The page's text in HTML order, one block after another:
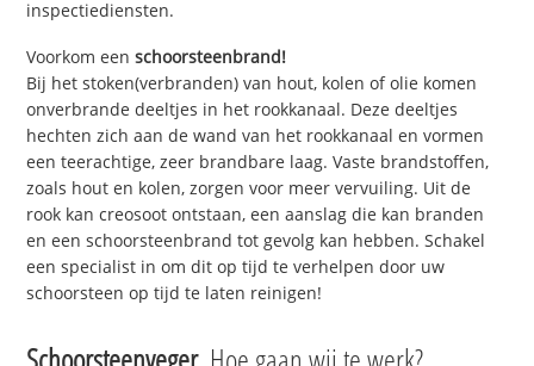
inspectiediensten.
Voorkom eenschoorsteenbrand!
Bij het stoken(verbranden) van hout, kolen of olie komen
onverbrande deeltjes in het rookkanaal. Deze deeltjes
hechten zich aan de wand van het rookkanaal en vormen
een teerachtige, zeer brandbare laag. Vaste brandstoffen,
zoals hout en kolen, zorgen voor meer vervuiling. Uit de
rook kan creosoot ontstaan, een aanslag die kan branden
en een schoorsteenbrand tot gevolg kan hebben. Schakel
een specialist in om dit op tijd te verhelpen door uw
schoorsteen op tijd te laten reinigen!